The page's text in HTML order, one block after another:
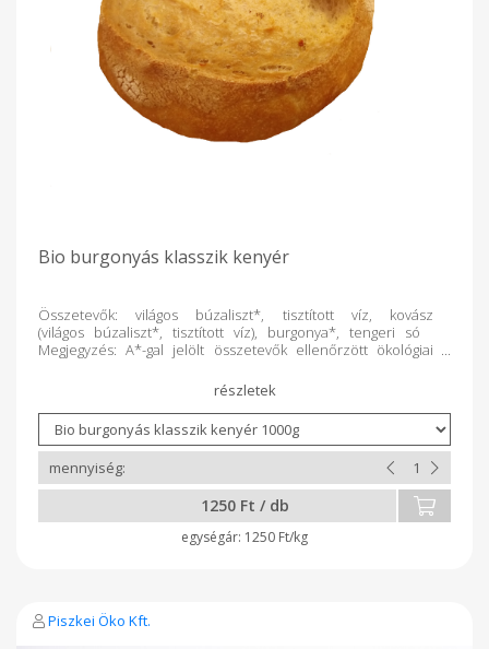
Bio burgonyás klasszik kenyér
Összetevők: világos búzaliszt*, tisztított víz, kovász
(világos búzaliszt*, tisztított víz), burgonya*, tengeri só
Megjegyzés: A*-gal jelölt összetevők ellenőrzött ökológiai
termékhez oda lehet írni. A vastagon szedett betűk az
allergén anyagokat jelölik. (lisztféléknél glutén, a többi
egyértelmű, szezámmag vagy szója)
1250 Ft / db
1250 Ft/kg
Piszkei Öko Kft.